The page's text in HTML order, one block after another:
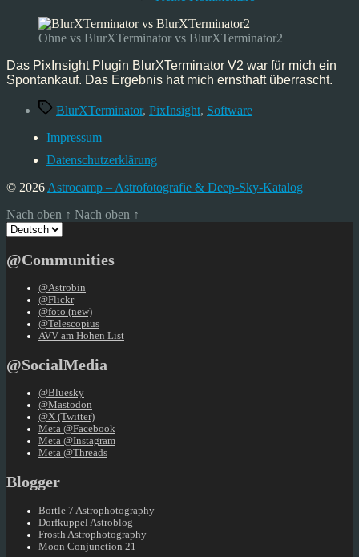
BlurXTerminator
Ohne vs BlurXTerminator vs BlurXTerminator2
Das PixInsight Plugin BlurXTerminator V2 war für mich ein
Spontankauf. Das Ergebnis hat mich ernsthaft überrascht.
Schlagwörter
BlurXTerminator, PixInsight, Software
Impressum
Datenschutzerklärung
© 2026 Astrocamp – Astrofotografie & Deep-Sky-Katalog
Nach oben ↑ Nach oben ↑
Sprache
auswählen
@Communities
@Astrobin
@Flickr
@foto (new)
@Telescopius
AVV am Hohen List
@SocialMedia
@Bluesky
@Mastodon
@X (Twitter)
Meta @Facebook
Meta @Instagram
Meta @Threads
Blogger
Bortle 7 Astrophotography
Dorfkuppel Astroblog
Frosth Astrophotography
Moon Conjunction 21